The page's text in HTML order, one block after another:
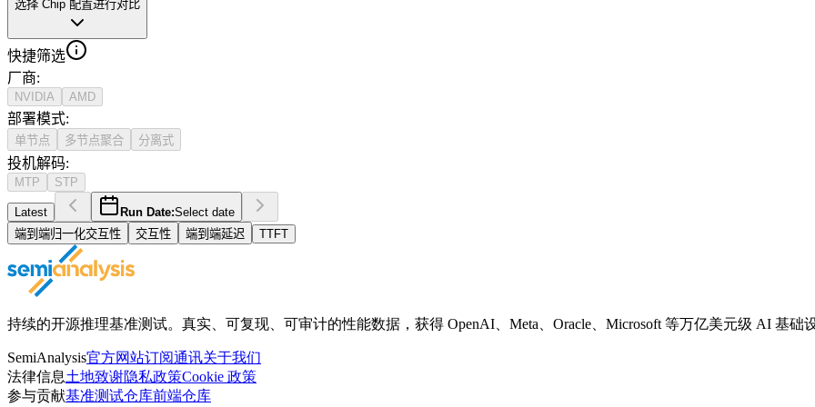
选择 Chip 配置进行对比
快捷筛选
厂商:
NVIDIA AMD
部署模式:
单节点 多节点聚合 分离式
投机解码:
MTP STP
Latest Run Date:Select date
端到端归一化交互性
交互性 端到端延迟 TTFT
持续的开源推理基准测试。真实、可复现、可审计的性能数据，获得 OpenAI、Meta、Oracle、Microsoft 等万亿美元级 AI 基础
SemiAnalysis官方网站订阅通讯关于我们
法律信息土地致谢隐私政策Cookie 政策
参与贡献基准测试仓库前端仓库